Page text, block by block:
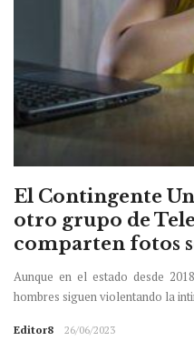
El Contingente
otro grupo de
comparten fotos
Aunque en el estado desde
hombres siguen violentando la
Editor8 26/06/2023